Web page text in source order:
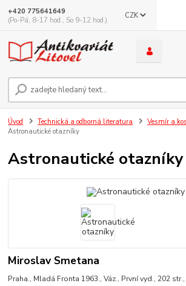
CZK
+420 775641649
(Po-Pá, 8-17 hod., So 9-12 hod.)
Úvod Technická a odborná literatura
Vesmír a
Astronautické otazníky
Astronautické otazníky
Miroslav Smetana
Praha., Mladá Fronta 1963., Váz., První vyd., 202